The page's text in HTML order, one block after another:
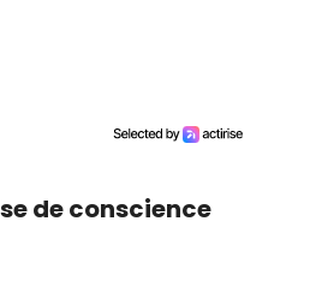
de conscience